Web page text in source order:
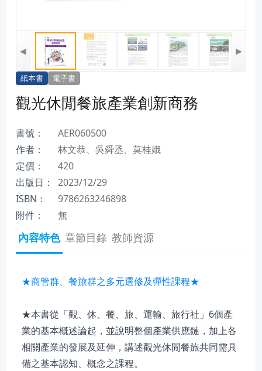
◀ ▶
紙本書 電子書
觀光休閒餐旅產業創新商務
書號：
AER060500
作者：
林文恭、吳舜丞、莫桂娥
定價：
420
出版日：
2023/12/29
ISBN：
9786263246898
附件：
無
內容特色 章節目錄 教師資源
★商管群、餐旅群之多元選修及彈性課程★
★本書從「觀、休、餐、旅、運輸、旅行社」6個產
業的基本概述論起，並說明整個產業供應鏈，加上各
相關產業的發展及延伸，講述觀光休閒餐旅共同需具
備之基本認知、概念之課程。